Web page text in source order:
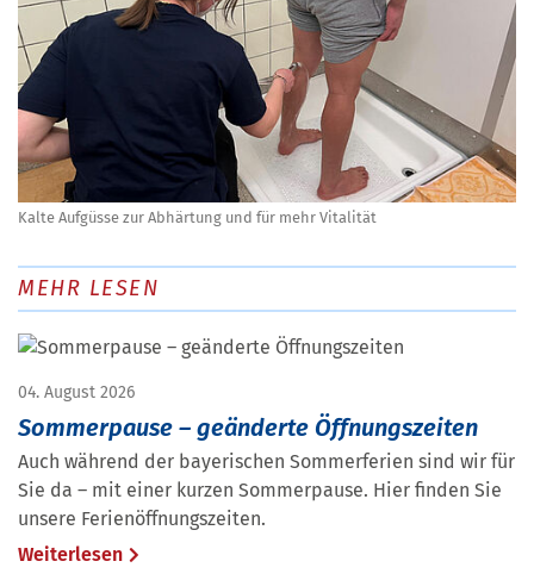
Kalte Aufgüsse zur Abhärtung und für mehr Vitalität
MEHR LESEN
04. August 2026
Sommerpause – geänderte Öffnungszeiten
Auch während der bayerischen Sommerferien sind wir für
Sie da – mit einer kurzen Sommerpause. Hier finden Sie
unsere Ferienöffnungszeiten.
Weiterlesen